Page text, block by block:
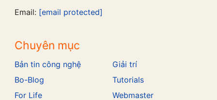
Email: [email protected]
Chuyên mục
Bản tin công nghệ
Bo-Blog
For Life
Giải trí
Tutorials
Webmaster